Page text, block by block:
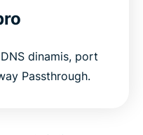
dinamis, port
Passthrough.